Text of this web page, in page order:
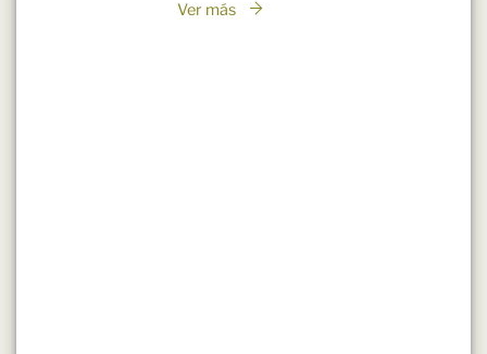
Ver más